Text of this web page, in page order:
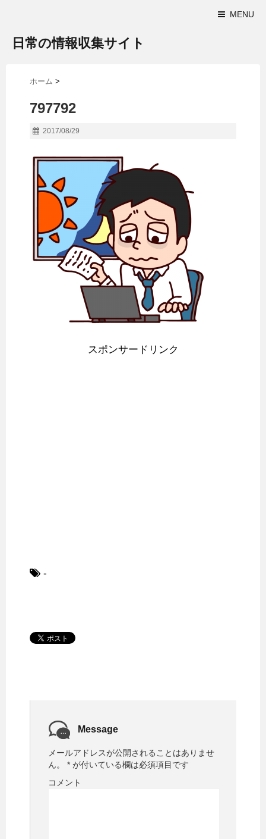
MENU
日常の情報収集サイト
ホーム >
797792
2017/08/29
スポンサードリンク
-
Message
メールアドレスが公開されることはありませ
ん。
* が付いている欄は必須項目です
コメント